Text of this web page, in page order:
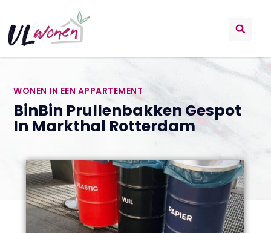
WONEN IN EEN APPARTEMENT
BinBin Prullenbakken Gespot
In Markthal Rotterdam